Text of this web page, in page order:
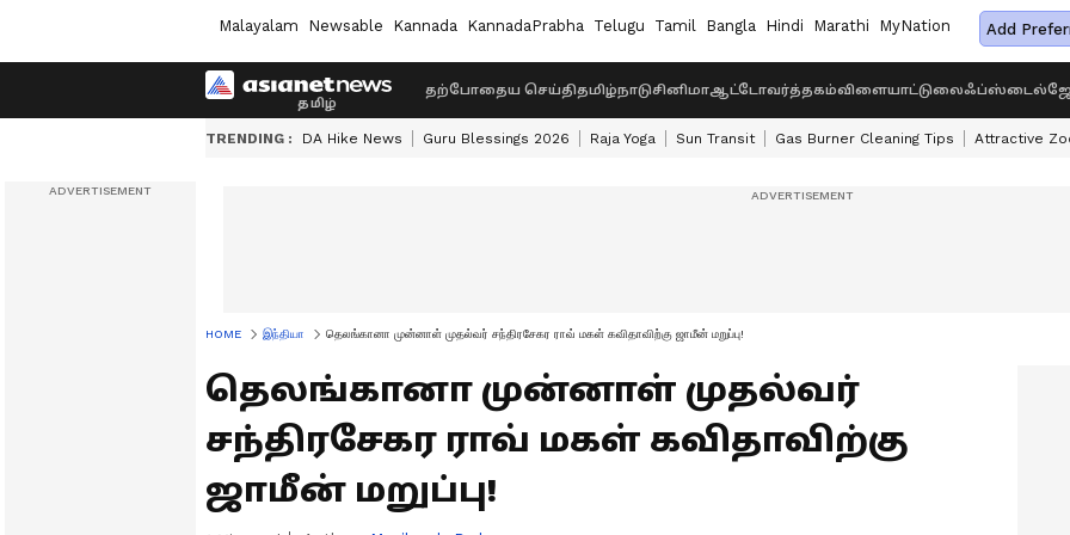
Malayalam Newsable Kannada KannadaPrabha Telugu Tamil Bangla Hindi Marathi MyNation Add
தற்போதைய செய்திதமிழ்நாடுசினிமாஆட்டோவர்த்தகம்விளையாட்டுலைஃப்ஸ்டைல்
TRENDING : DA Hike News Guru Blessings 2026 Raja Yoga Sun Transit Gas Burner Cleaning Tips Attractive
HOME இந்தியா தெலங்கானா முன்னாள் முதல்வர் சந்திரசேகர ராவ் மகள் கவிதாவிற்கு ஜாமீன் மறுப்பு!
தெலங்கானா முன்னாள் முதல்வர்
சந்திரசேகர ராவ் மகள் கவிதாவிற்கு
ஜாமீன் மறுப்பு!